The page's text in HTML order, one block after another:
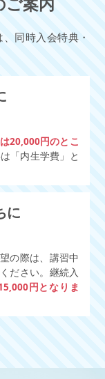
同時入会特典・
20,000円のとこ
「内生学費」と
に
の際は、講習中
ださい。継続入
円となりま